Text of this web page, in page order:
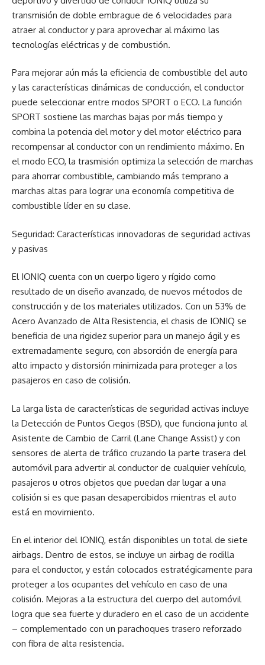
transmisión de doble embrague de 6 velocidades para
atraer al conductor y para aprovechar al máximo las
tecnologías eléctricas y de combustión.
Para mejorar aún más la eficiencia de combustible del auto
y las características dinámicas de conducción, el conductor
puede seleccionar entre modos SPORT o ECO. La función
SPORT sostiene las marchas bajas por más tiempo y
combina la potencia del motor y del motor eléctrico para
recompensar al conductor con un rendimiento máximo. En
el modo ECO, la trasmisión optimiza la selección de marchas
para ahorrar combustible, cambiando más temprano a
marchas altas para lograr una economía competitiva de
combustible líder en su clase.
Seguridad: Características innovadoras de seguridad activas
y pasivas
El IONIQ cuenta con un cuerpo ligero y rígido como
resultado de un diseño avanzado, de nuevos métodos de
construcción y de los materiales utilizados. Con un 53% de
Acero Avanzado de Alta Resistencia, el chasis de IONIQ se
beneficia de una rigidez superior para un manejo ágil y es
extremadamente seguro, con absorción de energía para
alto impacto y distorsión minimizada para proteger a los
pasajeros en caso de colisión.
La larga lista de características de seguridad activas incluye
la Detección de Puntos Ciegos (BSD), que funciona junto al
Asistente de Cambio de Carril (Lane Change Assist) y con
sensores de alerta de tráfico cruzando la parte trasera del
automóvil para advertir al conductor de cualquier vehículo,
pasajeros u otros objetos que puedan dar lugar a una
colisión si es que pasan desapercibidos mientras el auto
está en movimiento.
En el interior del IONIQ, están disponibles un total de siete
airbags. Dentro de estos, se incluye un airbag de rodilla
para el conductor, y están colocados estratégicamente para
proteger a los ocupantes del vehículo en caso de una
colisión. Mejoras a la estructura del cuerpo del automóvil
logra que sea fuerte y duradero en el caso de un accidente
– complementado con un parachoques trasero reforzado
con fibra de alta resistencia.